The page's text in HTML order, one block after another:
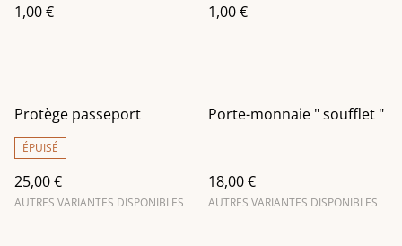
1,00 € 1,00 €
Protège passeport
ÉPUISÉ
25,00 €
AUTRES VARIANTES DISPONIBLES
Porte-monnaie " soufflet "
18,00 €
AUTRES VARIANTES DISPONIBLES